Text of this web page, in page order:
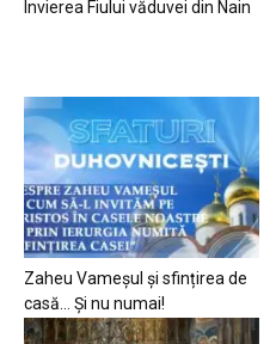
Învierea Fiului văduvei din Nain
Zaheu Vameșul și sfințirea de
casă… Și nu numai!